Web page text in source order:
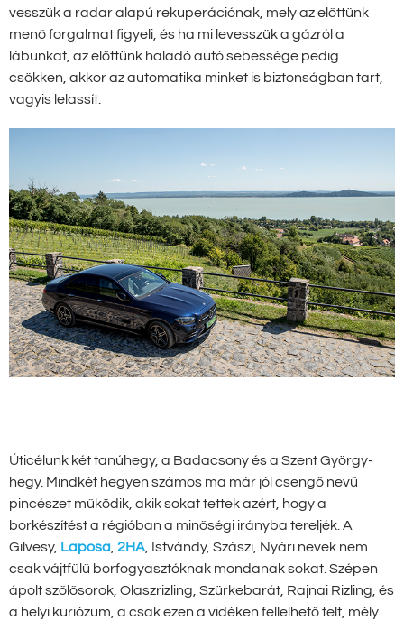
vesszük a radar alapú rekuperációnak, mely az előttünk
menő forgalmat figyeli, és ha mi levesszük a gázról a
lábunkat, az előttünk haladó autó sebessége pedig
csökken, akkor az automatika minket is biztonságban tart,
vagyis lelassít.
Úticélunk két tanúhegy, a Badacsony és a Szent György-
hegy. Mindkét hegyen számos ma már jól csengő nevű
pincészet működik, akik sokat tettek azért, hogy a
borkészítést a régióban a minőségi irányba tereljék. A
Gilvesy, Laposa, 2HA, Istvándy, Szászi, Nyári nevek nem
csak vájtfülű borfogyasztóknak mondanak sokat. Szépen
ápolt szőlősorok, Olaszrizling, Szürkebarát, Rajnai Rizling, és
a helyi kuriózum, a csak ezen a vidéken fellelhető telt, mély